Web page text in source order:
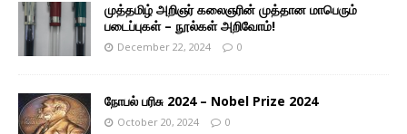
முத்தமிழ் அறிஞர் கலைஞரின் முத்தான மாபெரும்
படைப்புகள் – நூல்கள் அறிவோம்!
December 22, 2024 0
நோபல் பரிசு 2024 – Nobel Prize 2024
October 20, 2024 0